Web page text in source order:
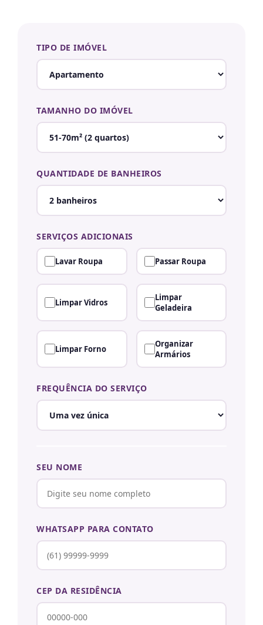
TIPO DE IMÓVEL
TAMANHO DO IMÓVEL
QUANTIDADE DE BANHEIROS
SERVIÇOS ADICIONAIS
Lavar Roupa Passar Roupa
Limpar Vidros
Limpar
Geladeira
Limpar Forno
Organizar
Armários
FREQUÊNCIA DO SERVIÇO
SEU NOME
WHATSAPP PARA CONTATO
CEP DA RESIDÊNCIA